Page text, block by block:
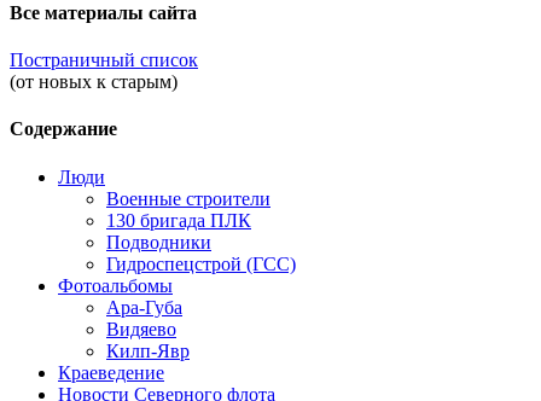
Все материалы сайта
Постраничный список
(от новых к старым)
Содержание
Люди
Военные строители
130 бригада ПЛК
Подводники
Гидроспецстрой (ГСС)
Фотоальбомы
Ара-Губа
Видяево
Килп-Явр
Краеведение
Новости Северного флота